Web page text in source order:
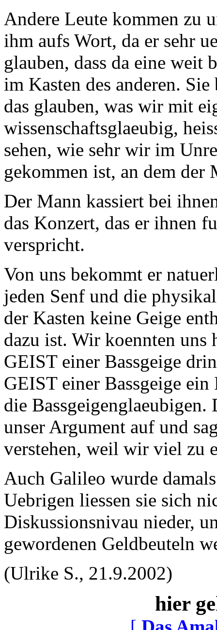
Andere Leute kommen zu
ihm aufs Wort, da er sehr
glauben, dass da eine weit
im Kasten des anderen.
das glauben, was wir mit
wissenschaftsglaeubig,
sehen, wie sehr wir im
gekommen ist, an dem der
Der Mann kassiert bei
das Konzert, das er ihnen
verspricht.
Von uns bekommt er
jeden Senf und die
der Kasten keine Geige
dazu ist. Wir koennten uns
GEIST einer Bassgeige
GEIST einer Bassgeige
die
unser Argument auf und
verstehen, weil wir viel zu
Auch Galileo wurde
Uebrigen liessen sie sich
Diskussionsnivau nieder,
gewordenen Geldbeuteln
(Ulrike S., 21.9.2002)
hier